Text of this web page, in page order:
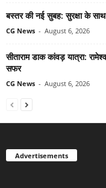
बस्तर की नई सुबह: सुरक्षा के
CG News - August 6, 2026
सीताराम डाक कांवड़ यात्रा:
सफर
CG News - August 6, 2026
Advertisements